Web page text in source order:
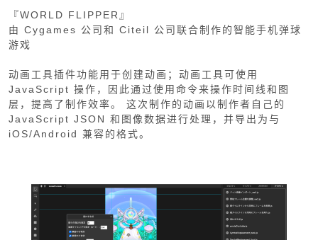
『WORLD FLIPPER』
由 Cygames 公司和 Citeil 公司联合制作的智能手机弹球
游戏
动画工具插件功能用于创建动画；动画工具可使用
JavaScript 操作，因此通过使用命令来操作时间线和图
层，提高了制作效率。 这次制作的动画以制作者自己的
JavaScript JSON 和图像数据进行处理，并导出为与
iOS/Android 兼容的格式。